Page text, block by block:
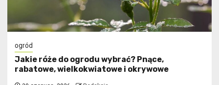
ogród
Jakie róże do ogrodu wybrać? Pnące,
rabatowe, wielkokwiatowe i okrywowe